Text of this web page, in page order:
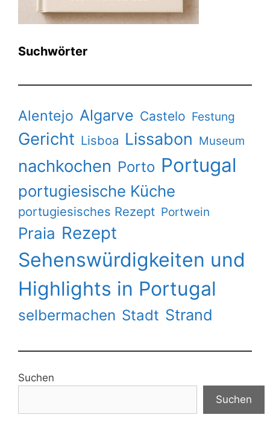
Suchwörter
Alentejo Algarve Castelo Festung
Gericht Lisboa Lissabon Museum
nachkochen Porto Portugal
portugiesische Küche
portugiesisches Rezept Portwein
Praia Rezept
Sehenswürdigkeiten und
Highlights in Portugal
selbermachen Stadt Strand
Suchen
Suchen